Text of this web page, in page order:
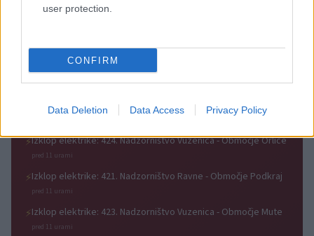
user protection.
CONFIRM
Data Deletion Data Access Privacy Policy
3. krog Prve lige Telemach:
Nafta napolnila mrežo Mure,
Olimpija v izdihljajih do prve
vrača z jasno vizijo
Obvestila
⚡Izklop elektrike: 424. Nadzorništvo Vuzenica - Območje Orlice
pred 11 urami
⚡Izklop elektrike: 421. Nadzorništvo Ravne - Območje Podkraj
pred 11 urami
⚡Izklop elektrike: 423. Nadzorništvo Vuzenica - Območje Mute
pred 11 urami